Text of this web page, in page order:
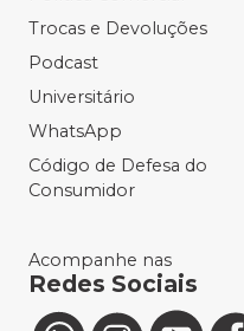
Trocas e Devoluções
Podcast
Universitário
WhatsApp
Código de Defesa do
Consumidor
Acompanhe nas
Redes Sociais